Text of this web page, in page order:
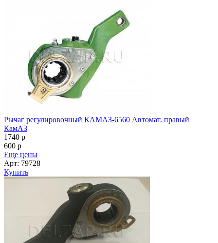
Рычаг регулировочный КАМАЗ-6560 Автомат. правый
КамАЗ
1740 p
600 p
Еще цены
Арт: 79728
Купить